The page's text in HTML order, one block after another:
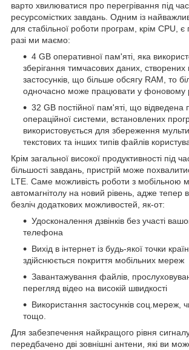
варто хвилюватися про перегрівання під
ресурсомістких завдань. Одним із
для стабільної роботи програм, крім CPU,
разі ми маємо:
4 GB оперативної пам'яті, яка
зберігання тимчасових даних, створених
застосунків, що більше обсягу RAM, то
одночасно може працювати у фоновому
32 GB постійної пам'яті, що відведена
операційної системи, встановлених
використовується для збереження
текстових та інших типів файлів
Крім загальної високої продуктивності під
більшості завдань, пристрій може
LTE. Саме можливість роботи з мобільною
автомагнітолу на новий рівень, адже тепер
безліч додаткових можливостей, як-от:
Удосконалення дзвінків без участі
телефона
Вихід в інтернет із будь-якої точки
здійснюється покриття мобільних мереж
Завантажування файлів,
перегляд відео на високій швидкості
Використання застосунків соц.мереж,
тощо.
Для забезпечення найкращого рівня
передбачено дві зовнішні антени, які ви